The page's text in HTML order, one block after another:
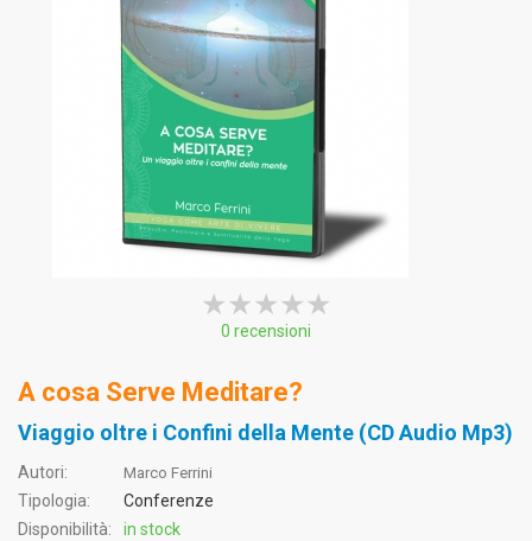
★★★★★
★★★★★
★★★★★
0 recensioni
A cosa Serve Meditare?
Viaggio oltre i Confini della Mente (CD Audio Mp3)
Autori: Marco Ferrini
Tipologia:
Conferenze
Disponibilità:
in stock